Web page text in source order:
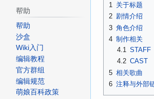
1
关于标题
2 剧情介绍
3 角色介绍
4 制作相关
4.1
STAFF
4.2 CAST
5 相关歌曲
6 注释与外部
帮助
帮助
沙盒
Wiki入门
编辑教程
官方群组
编辑规范
萌娘百科政策